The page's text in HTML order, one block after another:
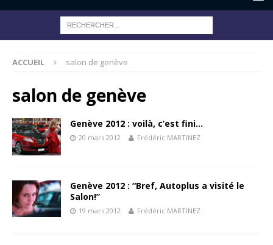
ACCUEIL salon de genève
salon de genève
Genève 2012 : voilà, c’est fini…
20 mars 2012 Frédéric MARTINEZ
Genève 2012 : “Bref, Autoplus a visité le
Salon!”
19 mars 2012 Frédéric MARTINEZ